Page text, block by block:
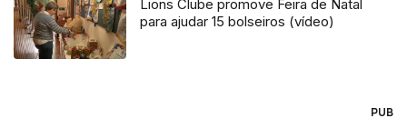
Lions Clube promove Feira de Natal
para ajudar 15 bolseiros (vídeo)
PUB